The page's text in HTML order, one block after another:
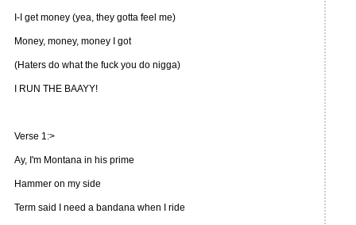
I-I get money (yea, they gotta feel me)
Money, money, money I got
(Haters do what the fuck you do nigga)
I RUN THE BAAYY!
Verse 1:>
Ay, I'm Montana in his prime
Hammer on my side
Term said I need a bandana when I ride